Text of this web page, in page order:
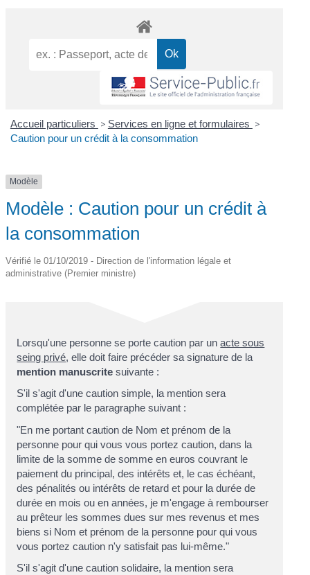
Accueil particuliers > Services en ligne et formulaires >
Caution pour un crédit à la consommation
Modèle
Modèle : Caution pour un crédit à
la consommation
Vérifié le 01/10/2019 - Direction de l'information légale et
administrative (Premier ministre)
Lorsqu'une personne se porte caution par unacte sous
seing privé, elle doit faire précéder sa signature de la
mention manuscrite suivante :
S'il s'agit d'une caution simple, la mention sera
complétée par le paragraphe suivant :
"En me portant caution de Nom et prénom de la
personne pour qui vous vous portez caution, dans la
limite de la somme desomme en euros couvrant le
paiement du principal, des intérêts et, le cas échéant,
des pénalités ou intérêts de retard et pour la durée de
durée en mois ou en années, je m'engage à rembourser
au prêteur les sommes dues sur mes revenus et mes
biens si Nom et prénom de la personne pour qui vous
vous portez caution n'y satisfait pas lui-même."
S'il s'agit d'une caution solidaire, la mention sera